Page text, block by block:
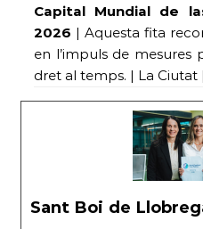
Capital Mundial de
2026 | Aquesta fita
en l’impuls de mesures
dret al temps. | La Ciutat |
Sant Boi de